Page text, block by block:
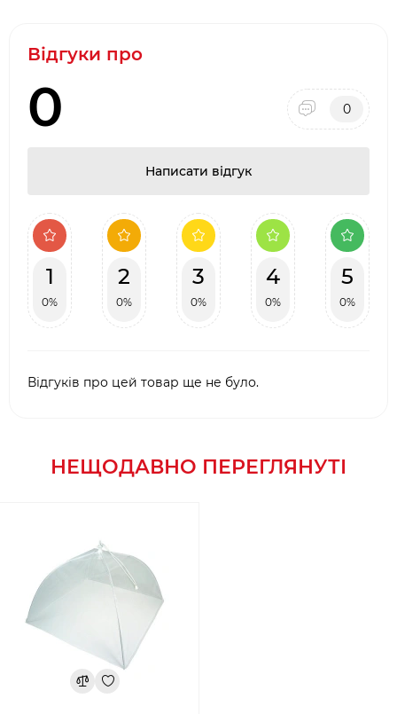
Відгуки про
0 0
Написати відгук
1
0%
2
0%
3
0%
4
0%
5
0%
Відгуків про цей товар ще не було.
НЕЩОДАВНО ПЕРЕГЛЯНУТІ